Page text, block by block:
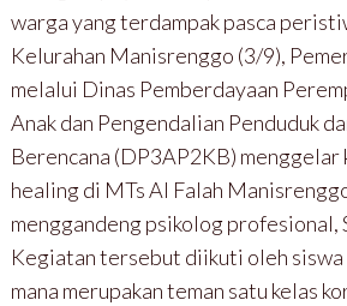
warga yang terdampak pasca
Kelurahan Manisrenggo (3/9),
melalui Dinas Pemberdayaan
Anak dan Pengendalian Penduduk
Berencana (DP3AP2KB) menggelar
healing di MTs Al Falah
menggandeng psikolog profesional,
Kegiatan tersebut diikuti oleh siswa
mana merupakan teman satu kelas